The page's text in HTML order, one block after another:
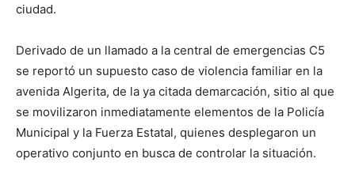
ciudad.
Derivado de un llamado a la central de emergencias C5
se reportó un supuesto caso de violencia familiar en la
avenida Algerita, de la ya citada demarcación, sitio al que
se movilizaron inmediatamente elementos de la Policía
Municipal y la Fuerza Estatal, quienes desplegaron un
operativo conjunto en busca de controlar la situación.